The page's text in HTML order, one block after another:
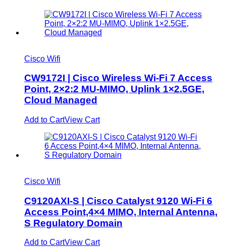
Cisco Wifi
CW9172I | Cisco Wireless Wi-Fi 7 Access
Point, 2×2:2 MU-MIMO, Uplink 1×2.5GE,
Cloud Managed
Add to CartView Cart
Cisco Wifi
C9120AXI-S | Cisco Catalyst 9120 Wi-Fi 6
Access Point,4×4 MIMO, Internal Antenna,
S Regulatory Domain
Add to CartView Cart